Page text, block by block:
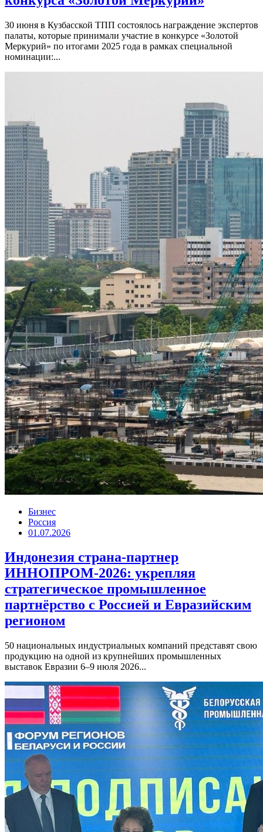
30 июня в Кузбасской ТПП состоялось награждение экспертов
палаты, которые принимали участие в конкурсе «Золотой
Меркурий» по итогами 2025 года в рамках специальной
номинации:...
Бизнес
Россия
01.07.2026
Индонезия страна-партнер
ИННОПРОМ-2026: укрепляя
стратегическое промышленное
партнёрство с Россией и Евразийским
регионом
50 национальных индустриальных компаний представят свою
продукцию на одной из крупнейших промышленных
выставок Евразии 6–9 июля 2026...